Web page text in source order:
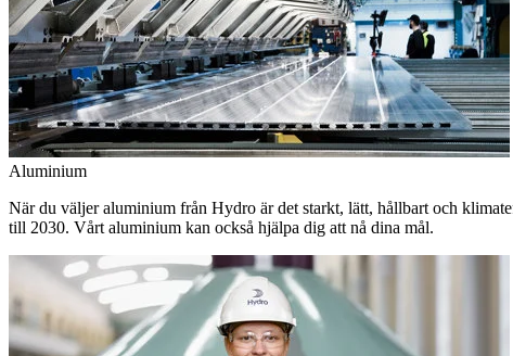
Aluminium
När du väljer aluminium från Hydro är det starkt, lätt, hållbart och
till 2030. Vårt aluminium kan också hjälpa dig att nå dina mål.